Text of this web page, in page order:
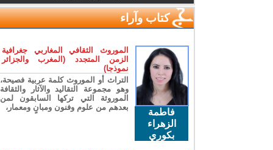
كتاب وآراء
فاطمة
الزهراء
بكوري
الموروث الثقافي المغاربي جغرافية
الزمن المتجدد (المغرب والجزائر
نموذجا)
التراث أو الموروث كلمة عربية فصيحة،
وهو مجموعة التقاليد والآثار والثقافة
الموروثة التي تركها السابقون لمن
بعدهم من علوم وفنون ومبانٍ ومعمار،